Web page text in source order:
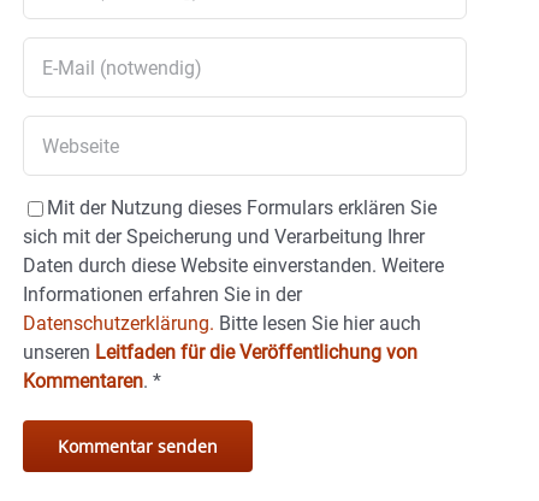
Mit der Nutzung dieses Formulars erklären Sie
sich mit der Speicherung und Verarbeitung Ihrer
Daten durch diese Website einverstanden. Weitere
Informationen erfahren Sie in der
Datenschutzerklärung. Bitte lesen Sie hier auch
unseren Leitfaden für die Veröffentlichung von
Kommentaren. *